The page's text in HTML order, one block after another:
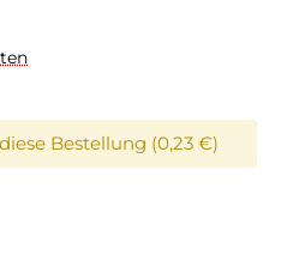
Bestellung (0,23 €)